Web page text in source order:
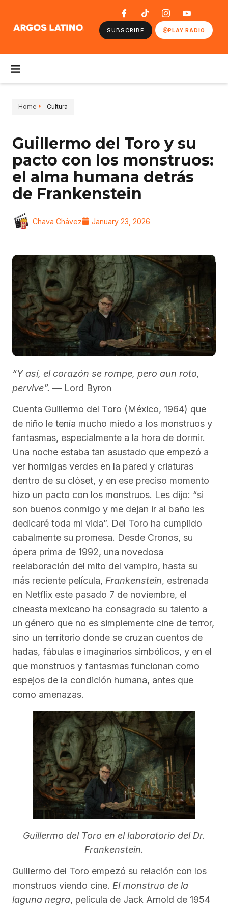
SUBSCRIBE PLAY RADIO
Home Cultura
Guillermo del Toro y su
pacto con los monstruos:
el alma humana detrás
de Frankenstein
Chava Chávez January 23, 2026
“Y así, el corazón se rompe, pero aun roto,
pervive”. — Lord Byron
Cuenta Guillermo del Toro (México, 1964) que
de niño le tenía mucho miedo a los monstruos y
fantasmas, especialmente a la hora de dormir.
Una noche estaba tan asustado que empezó a
ver hormigas verdes en la pared y criaturas
dentro de su clóset, y en ese preciso momento
hizo un pacto con los monstruos. Les dijo: “si
son buenos conmigo y me dejan ir al baño les
dedicaré toda mi vida”. Del Toro ha cumplido
cabalmente su promesa. Desde Cronos, su
ópera prima de 1992, una novedosa
reelaboración del mito del vampiro, hasta su
más reciente película, Frankenstein, estrenada
en Netflix este pasado 7 de noviembre, el
cineasta mexicano ha consagrado su talento a
un género que no es simplemente cine de terror,
sino un territorio donde se cruzan cuentos de
hadas, fábulas e imaginarios simbólicos, y en el
que monstruos y fantasmas funcionan como
espejos de la condición humana, antes que
como amenazas.
Guillermo del Toro en el laboratorio del Dr.
Frankenstein.
Guillermo del Toro empezó su relación con los
monstruos viendo cine. El monstruo de la
laguna negra, película de Jack Arnold de 1954